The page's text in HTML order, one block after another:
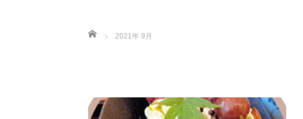
ホーム 2021年 9月